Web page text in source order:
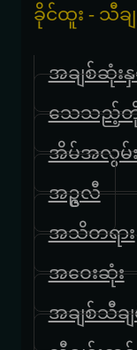
ခိုင်ထူး - သီခ
အချစ်ဆုံး
သေသည့်တို
အိမ်အလွမ်
အဥ္ဇလီ
အသိတရား
အဝေးဆုံး
အချစ်သီချ